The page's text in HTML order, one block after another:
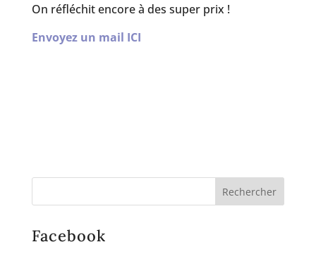
On réfléchit encore à des super prix !
Envoyez un mail ICI
Facebook